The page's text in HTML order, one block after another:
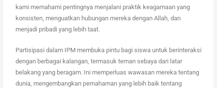
kami memahami pentingnya menjalani praktik keagamaan yang
konsisten, menguatkan hubungan mereka dengan Allah, dan
menjadi pribadi yang lebih taat.
Partisipasi dalam IPM membuka pintu bagi siswa untuk berinteraksi
dengan berbagai kalangan, termasuk teman sebaya dari latar
belakang yang beragam. Ini memperluas wawasan mereka tentang
dunia, mengembangkan pemahaman yang lebih baik tentang